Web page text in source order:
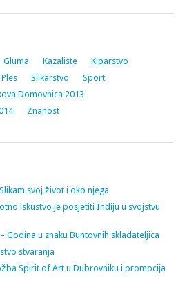
Gluma Kazaliste
Kiparstvo
Ples Slikarstvo
Sport
Domovnica 2013
Znanost
svoj život i oko njega
iskustvo je posjetiti Indiju u svojstvu
Godina u znaku Buntovnih skladateljica
stvaranja
Spirit of Art u Dubrovniku i promocija